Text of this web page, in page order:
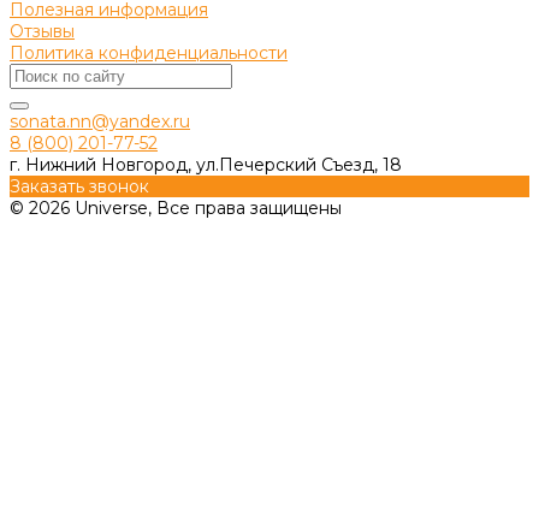
Полезная информация
Отзывы
Политика конфиденциальности
sonata.nn@yandex.ru
8 (800) 201-77-52
г. Нижний Новгород, ул.Печерский Съезд, 18
Заказать звонок
© 2026 Universe, Все права защищены